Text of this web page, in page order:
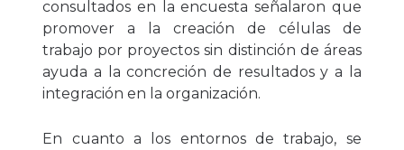
consultados en la encuesta señalaron que
promover a la creación de células de
trabajo por proyectos sin distinción de áreas
ayuda a la concreción de resultados y a la
integración en la organización.
En cuanto a los entornos de trabajo, se